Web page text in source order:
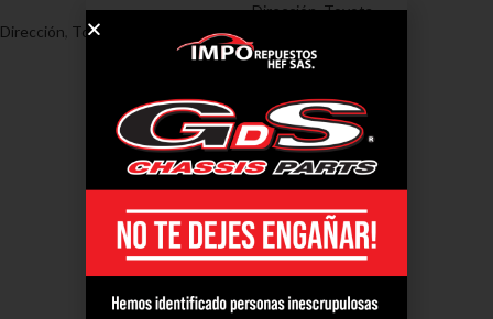
Dirección Toyota
Dirección,Toyota